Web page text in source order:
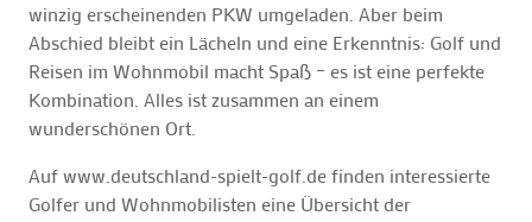
winzig erscheinenden PKW umgeladen. Aber beim
Abschied bleibt ein Lächeln und eine Erkenntnis: Golf und
Reisen im Wohnmobil macht Spaß – es ist eine perfekte
Kombination. Alles ist zusammen an einem
wunderschönen Ort.
Auf www.deutschland-spielt-golf.de finden interessierte
Golfer und Wohnmobilisten eine Übersicht der